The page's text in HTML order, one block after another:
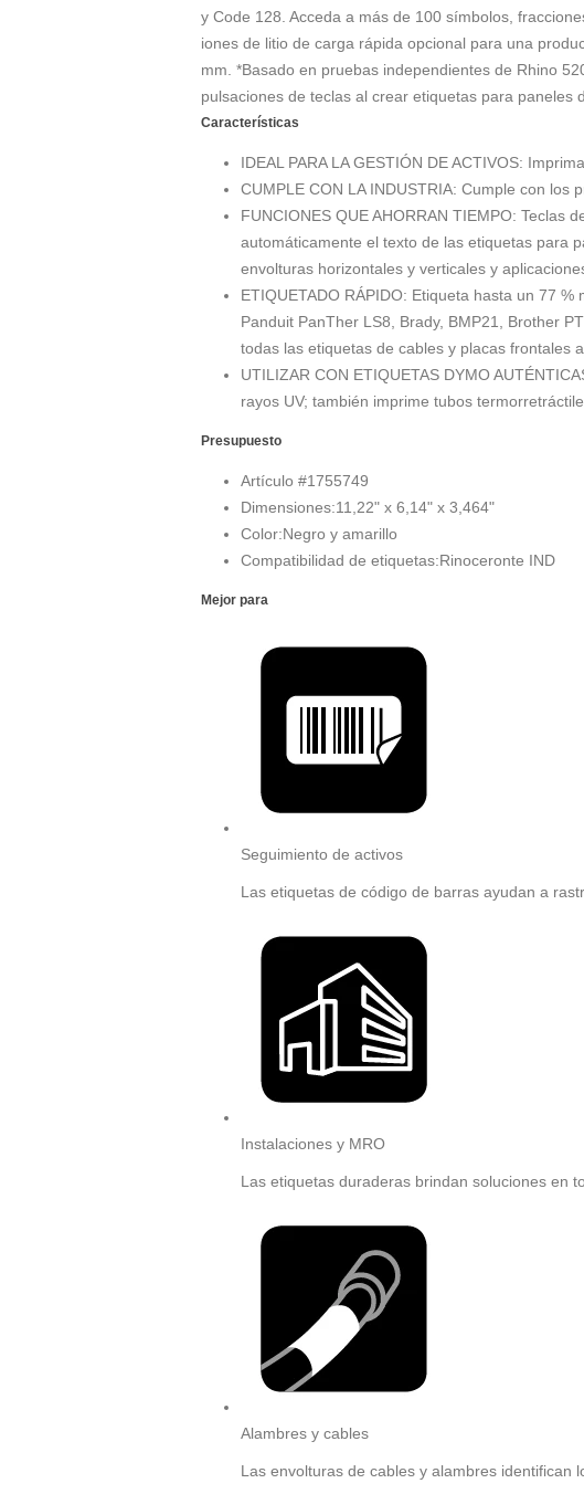
y Code 128. Acceda a más de 100 símbolos,
iones de litio de carga rápida opcional para una
mm. *Basado en pruebas independientes de Rhino
pulsaciones de teclas al crear etiquetas para paneles
Características
IDEAL PARA LA GESTIÓN DE ACTIVOS:
CUMPLE CON LA INDUSTRIA: Cumple con los
FUNCIONES QUE AHORRAN TIEMPO: Teclas
automáticamente el texto de las etiquetas para
envolturas horizontales y verticales y
ETIQUETADO RÁPIDO: Etiqueta hasta un 77
Panduit PanTher LS8, Brady, BMP21, Brother
todas las etiquetas de cables y placas frontales
UTILIZAR CON ETIQUETAS DYMO
rayos UV; también imprime tubos
Presupuesto
Artículo #1755749
Dimensiones:11,22" x 6,14" x 3,464"
Color:Negro y amarillo
Compatibilidad de etiquetas:Rinoceronte IND
Mejor para
Seguimiento de activos
Las etiquetas de código de barras ayudan a
Instalaciones y MRO
Las etiquetas duraderas brindan soluciones en
Alambres y cables
Las envolturas de cables y alambres identifican